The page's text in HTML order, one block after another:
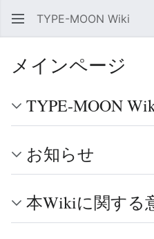
TYPE-MOON Wiki
メインページ
TYPE-MOON
お知らせ
本Wikiに関する